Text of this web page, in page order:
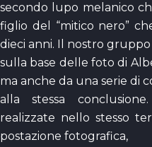
secondo lupo melanico
figlio del “mitico nero”
dieci anni. Il nostro
sulla base delle foto di
ma anche da una serie di
alla stessa
realizzate nello stesso
postazione fotografica,